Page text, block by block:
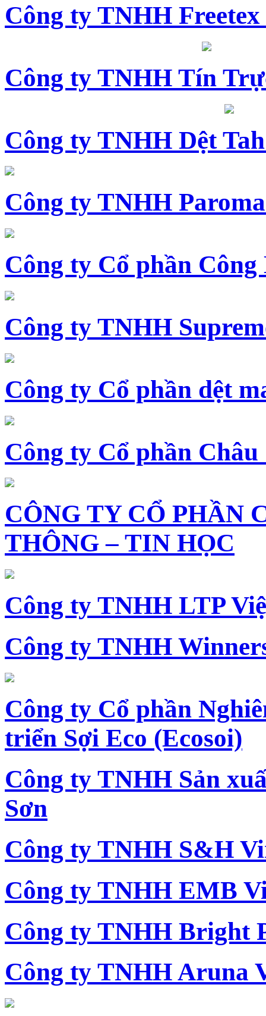
Công ty TNHH
Công ty TNHH Tín
Công ty TNHH Dệt
Công ty TNHH
Công ty Cổ phần Công
Công ty TNHH
Công ty Cổ phần dệt
Công ty Cổ phần Châu
CÔNG TY CỔ PHẦN
THÔNG – TIN HỌC
Công ty TNHH LTP
Công ty TNHH
Công ty Cổ phần
triển Sợi Eco (Ecosoi)
Công ty TNHH Sản
Sơn
Công ty TNHH S&H
Công ty TNHH EMB
Công ty TNHH Bright
Công ty TNHH Aruna